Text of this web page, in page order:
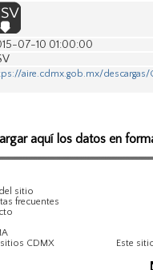
07-10 01:00:00
aire.cdmx.gob.mx/
aquí los datos en
sitio
frecuentes
CDMX
Este